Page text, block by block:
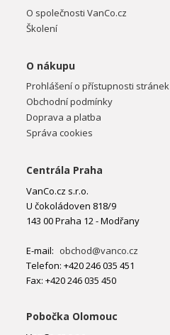
O společnosti VanCo.cz
Školení
O nákupu
Prohlášení o přístupnosti stránek
Obchodní podmínky
Doprava a platba
Správa cookies
Centrála Praha
VanCo.cz s.r.o.
U čokoládoven 818/9
143 00 Praha 12 - Modřany
E-mail: obchod@vanco.cz
Telefon: +420 246 035 451
Fax: +420 246 035 450
Pobočka Olomouc